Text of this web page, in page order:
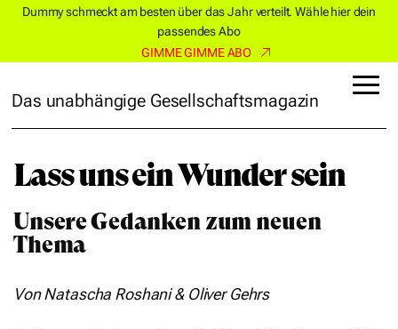
Dummy schmeckt am besten über das Jahr verteilt. Wähle hier dein
passendes Abo
GIMME GIMME ABO
Das unabhängige Gesellschaftsmagazin
Lass uns ein Wunder sein
Unsere Gedanken zum neuen
Thema
Von Natascha Roshani & Oliver Gehrs